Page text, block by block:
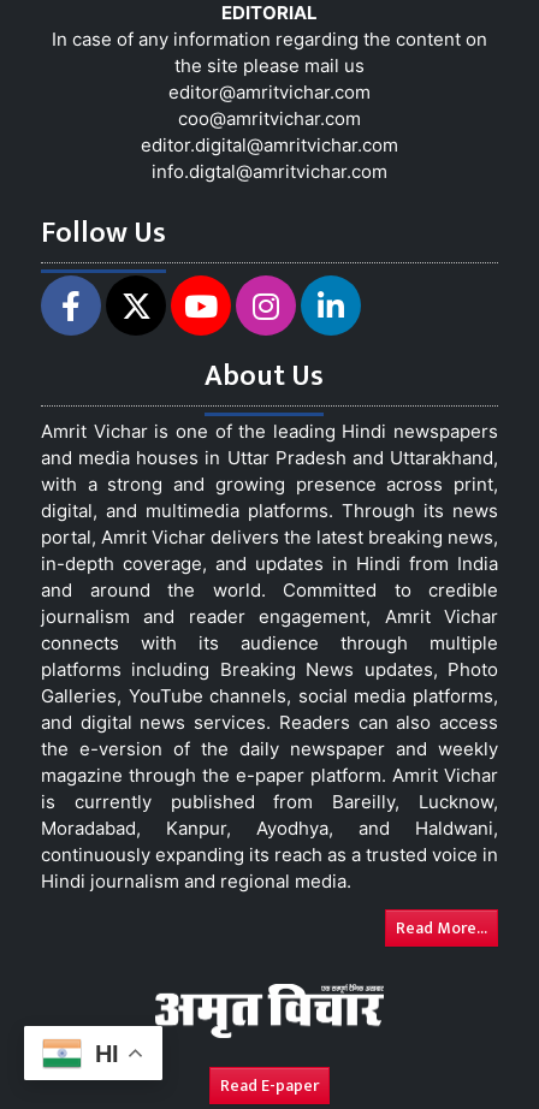
HI
EDITORIAL
In case of any information regarding the content on
the site please mail us
editor@amritvichar.com
coo@amritvichar.com
editor.digital@amritvichar.com
info.digtal@amritvichar.com
Follow Us
About Us
Amrit Vichar is one of the leading Hindi newspapers
and media houses in Uttar Pradesh and Uttarakhand,
with a strong and growing presence across print,
digital, and multimedia platforms. Through its news
portal, Amrit Vichar delivers the latest breaking news,
in-depth coverage, and updates in Hindi from India
and around the world. Committed to credible
journalism and reader engagement, Amrit Vichar
connects with its audience through multiple
platforms including Breaking News updates, Photo
Galleries, YouTube channels, social media platforms,
and digital news services. Readers can also access
the e-version of the daily newspaper and weekly
magazine through the e-paper platform. Amrit Vichar
is currently published from Bareilly, Lucknow,
Moradabad, Kanpur, Ayodhya, and Haldwani,
continuously expanding its reach as a trusted voice in
Hindi journalism and regional media.
Read More...
Read E-paper